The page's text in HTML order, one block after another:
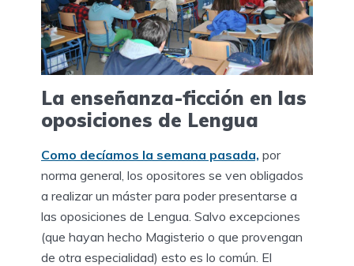
La enseñanza-ficción en las
oposiciones de Lengua
Como decíamos la semana pasada, por
norma general, los opositores se ven obligados
a realizar un máster para poder presentarse a
las oposiciones de Lengua. Salvo excepciones
(que hayan hecho Magisterio o que provengan
de otra especialidad) esto es lo común. El